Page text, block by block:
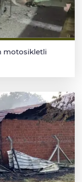
motosikletli